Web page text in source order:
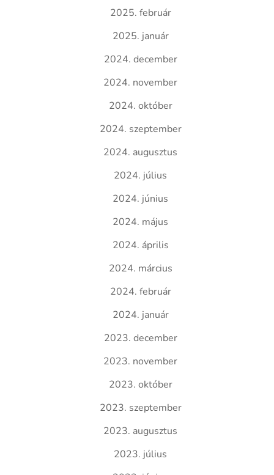
2025. február
2025. január
2024. december
2024. november
2024. október
2024. szeptember
2024. augusztus
2024. július
2024. június
2024. május
2024. április
2024. március
2024. február
2024. január
2023. december
2023. november
2023. október
2023. szeptember
2023. augusztus
2023. július